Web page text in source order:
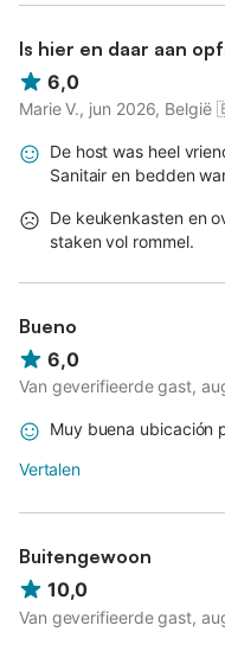
Is hier en daar aan
6,0
Marie V., jun 2026, België
De host was heel
Sanitair en bedden
De keukenkasten en
staken vol rommel.
Bueno
6,0
Van geverifieerde gast,
Muy buena ubicación
Vertalen
Buitengewoon
10,0
Van geverifieerde gast,